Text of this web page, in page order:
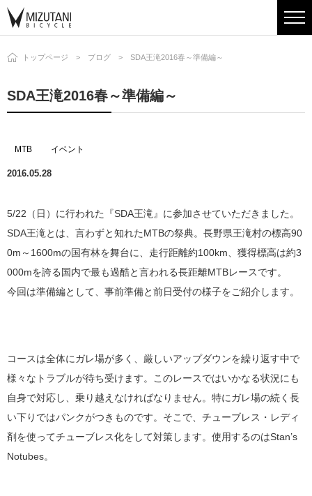
トップページ ブログ SDA王滝2016春～準備編～
SDA王滝2016春～準備編～
MTB イベント
2016.05.28
5/22（日）に行われた『SDA王滝』に参加させていただきました。
SDA王滝とは、言わずと知れたMTBの祭典。長野県王滝村の標高90
0m～1600mの国有林を舞台に、走行距離約100km、獲得標高は約3
000mを誇る国内で最も過酷と言われる長距離MTBレースです。
今回は準備編として、事前準備と前日受付の様子をご紹介します。
コースは全体にガレ場が多く、厳しいアップダウンを繰り返す中で
様々なトラブルが待ち受けます。このレースではいかなる状況にも
自身で対応し、乗り越えなければなりません。特にガレ場の続く長
い下りではパンクがつきものです。そこで、チューブレス・レディ
剤を使ってチューブレス化をして対策します。使用するのはStan’s
Notubes。